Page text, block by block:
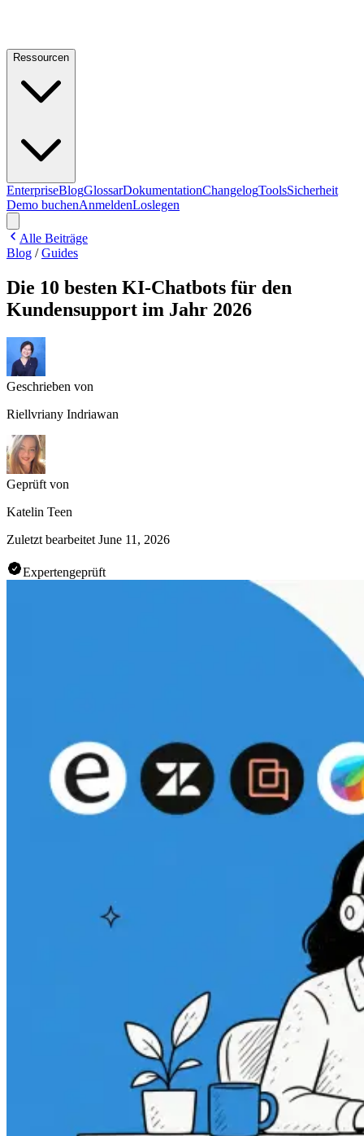
Ressourcen
EnterpriseBlogGlossarDokumentationChangelogToolsSicherheit
Demo buchenAnmeldenLoslegen
Alle Beiträge
Blog /Guides
Die 10 besten KI-Chatbots für den
Kundensupport im Jahr 2026
Geschrieben von
Riellvriany Indriawan
Geprüft von
Katelin Teen
Zuletzt bearbeitet June 11, 2026
Expertengeprüft